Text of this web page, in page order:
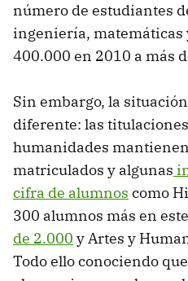
número de estudiantes
ingeniería, matemáticas
400.000 en 2010 a más
Sin embargo, la
diferente: las
humanidades
matriculados y algunas
cifra de alumnos como
300 alumnos más en
de 2.000 y Artes y
Todo ello conociendo